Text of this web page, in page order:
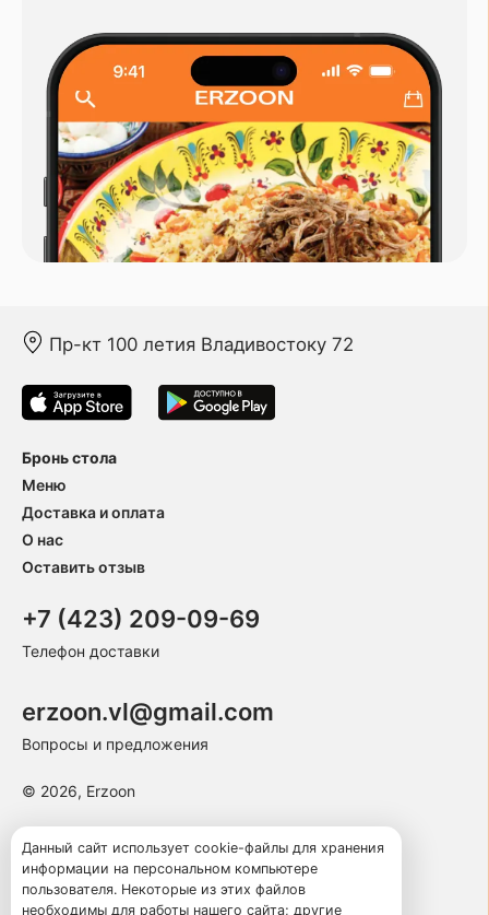
Пр-кт 100 летия Владивостоку 72
Бронь стола
Меню
Доставка и оплата
О нас
Оставить отзыв
+7 (423) 209-09-69
Телефон доставки
erzoon.vl@gmail.com
Вопросы и предложения
© 2026, Erzoon
Пользовательское соглашение
Политика конфиденциальности
Публичная оферта
Данный сайт использует cookie-файлы для хранения
информации на персональном компьютере
пользователя. Некоторые из этих файлов
необходимы для работы нашего сайта; другие